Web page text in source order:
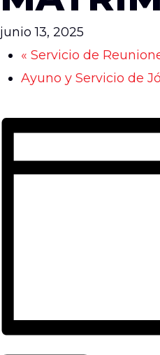
junio 13, 2025
« Servicio de
Ayuno y Servicio de